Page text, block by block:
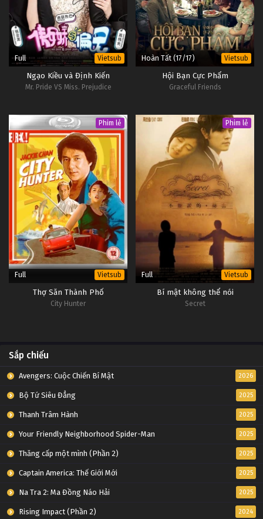
Full Vietsub
Ngạo Kiều và Định Kiến
Mr. Pride VS Miss. Prejudice
Hoàn Tất (17/17) Vietsub
Hội Bạn Cực Phẩm
Graceful Friends
Phim lẻ
Full Vietsub
Thợ Săn Thành Phố
City Hunter
Phim lẻ
Full Vietsub
Bí mật không thể nói
Secret
Sắp chiếu
Avengers: Cuộc Chiến Bí Mật 2026
Bộ Tứ Siêu Đẳng 2025
Thanh Trâm Hành 2025
Your Friendly Neighborhood Spider-Man 2025
Thăng cấp một mình (Phần 2) 2025
Captain America: Thế Giới Mới 2025
Na Tra 2: Ma Đồng Náo Hải 2025
Rising Impact (Phần 2) 2024